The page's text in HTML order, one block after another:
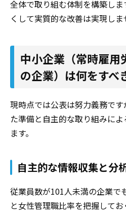
全体で取り組む体制を構築し
くして実質的な改善は実現しま
中小企業（常時雇
の企業）は何をすべ
現時点では公表は努力義務で
た準備と自主的な取り組みに
ます。
自主的な情報収集と分
従業員数が101人未満の企業で
と女性管理職比率を把握して